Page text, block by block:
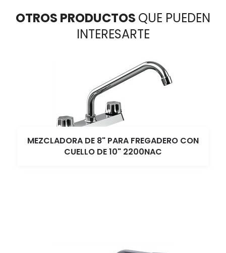
OTROS PRODUCTOS QUE PUEDEN
INTERESARTE
MEZCLADORA DE 8" PARA FREGADERO CON
CUELLO DE 10" 2200NAC